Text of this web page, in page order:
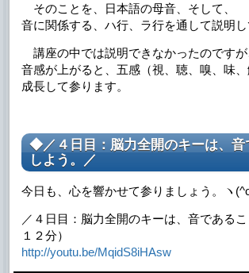
そのことを、日本語の母音、そして、
音に関係する、ハ行、ラ行を通して説明し
講座の中では説明できなかったのですが
音感が上がると、五感（視、聴、嗅、味、
成長して参ります。
◆／４日目：脳力全開のキーは、音
しよう。／
今日も、心を響かせて参りましょう。ヽ
／４日目：脳力全開のキーは、音である
１２分）
http://youtu.be/MqidS8iHAsw